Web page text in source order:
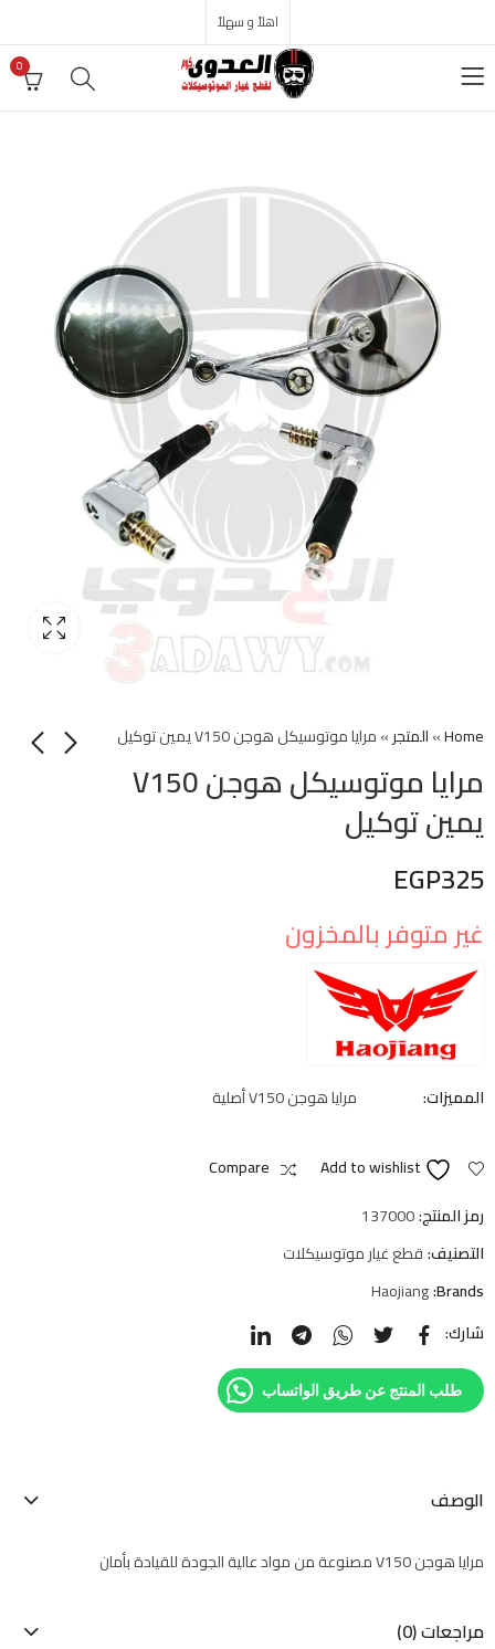
اهلاً و سهلاً
0
Home
»المتجر»مرايا موتوسيكل هوجن V150 يمين توكيل
مرايا موتوسيكل هوجن V150
يمين توكيل
EGP325
غير متوفر بالمخزون
المميزات: مرايا هوجن V150 أصلية
Add to wishlist
Compare
رمز المنتج:137000
التصنيف:قطع غيار موتوسيكلات
Brands:
Haojiang
شارك:
طلب المنتج عن طريق الواتساب
الوصف
مرايا هوجن V150 مصنوعة من مواد عالية الجودة للقيادة بأمان
مراجعات (0)